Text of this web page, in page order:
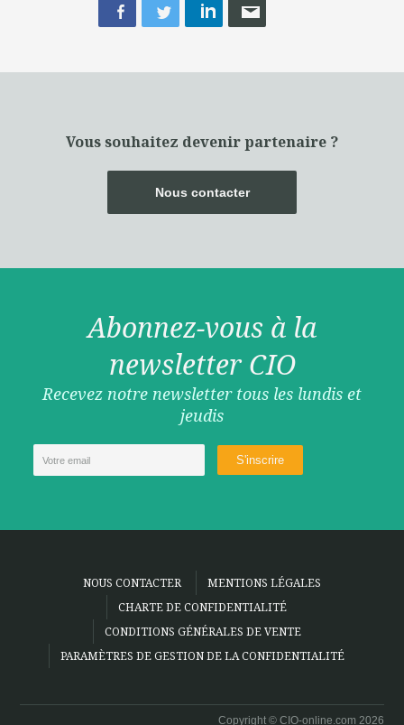
Vous souhaitez devenir partenaire ?
Nous contacter
Abonnez-vous à la
newsletter CIO
Recevez notre newsletter tous les lundis et
jeudis
NOUS CONTACTER
MENTIONS LÉGALES
CHARTE DE CONFIDENTIALITÉ
CONDITIONS GÉNÉRALES DE VENTE
PARAMÈTRES DE GESTION DE LA CONFIDENTIALITÉ
Copyright © CIO-online.com 2026